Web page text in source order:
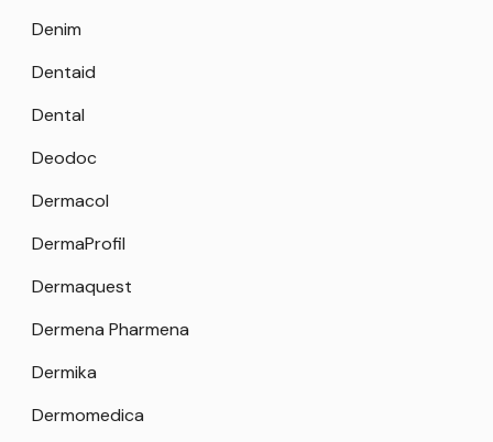
Denim
Dentaid
Dental
Deodoc
Dermacol
DermaProfil
Dermaquest
Dermena Pharmena
Dermika
Dermomedica